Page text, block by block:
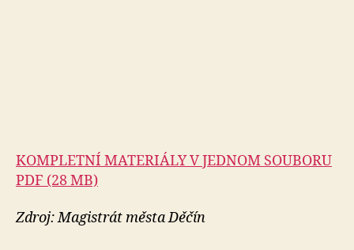
KOMPLETNÍ MATERIÁLY V JEDNOM SOUBORU
PDF (28 MB)
Zdroj: Magistrát města Děčín